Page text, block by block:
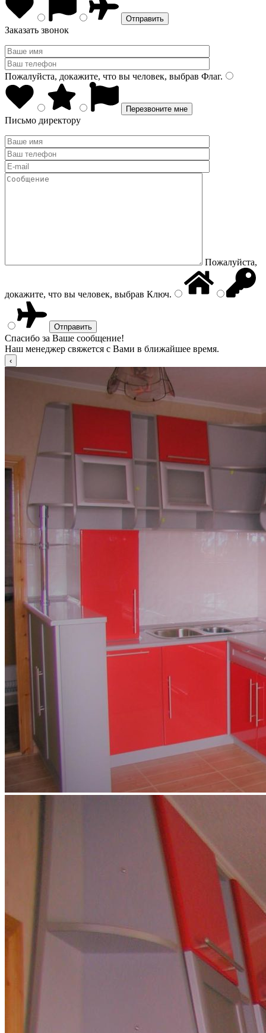
Заказать звонок
Пожалуйста, докажите, что вы человек, выбрав Флаг.
Письмо директору
Пожалуйста,
докажите, что вы человек, выбрав Ключ.
Спасибо за Ваше сообщение!
Наш менеджер свяжется с Вами в ближайшее время.